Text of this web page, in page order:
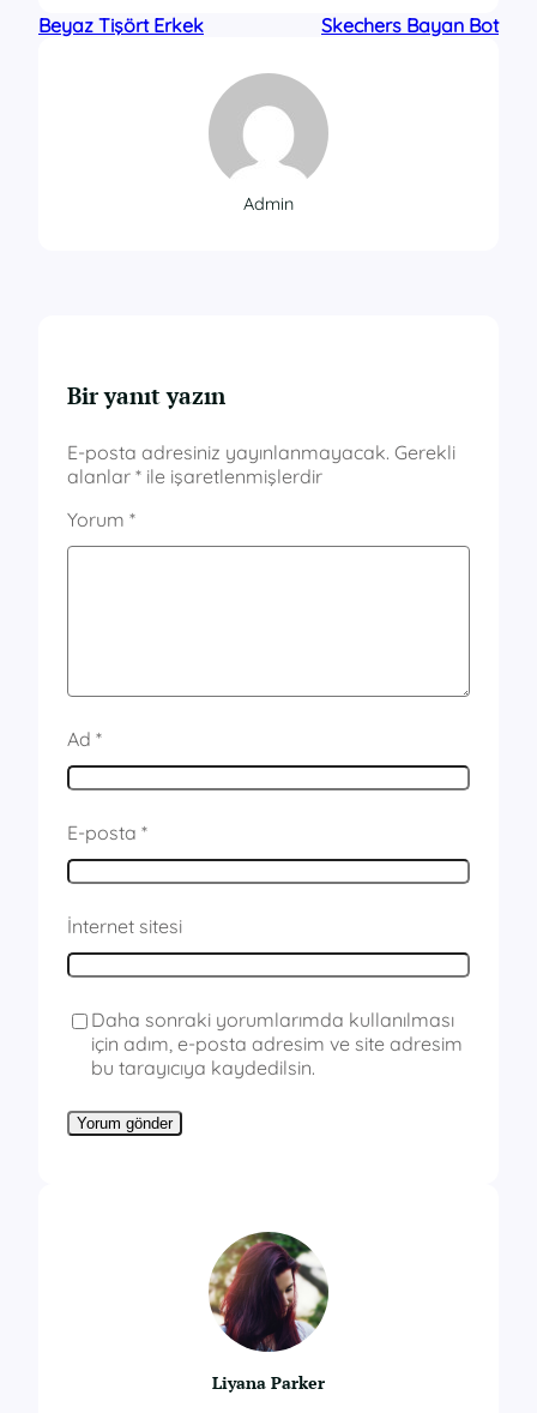
Beyaz Tişört Erkek Skechers Bayan Bot
Admin
Bir yanıt yazın
E-posta adresiniz yayınlanmayacak. Gerekli
alanlar * ile işaretlenmişlerdir
Yorum *
Ad *
E-posta *
İnternet sitesi
Daha sonraki yorumlarımda kullanılması
için adım, e-posta adresim ve site adresim
bu tarayıcıya kaydedilsin.
Liyana Parker